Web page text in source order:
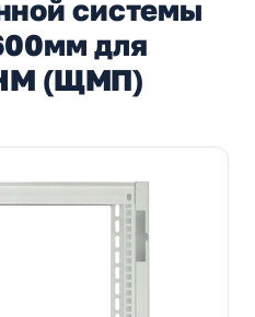
системы
для
(ЩМП)